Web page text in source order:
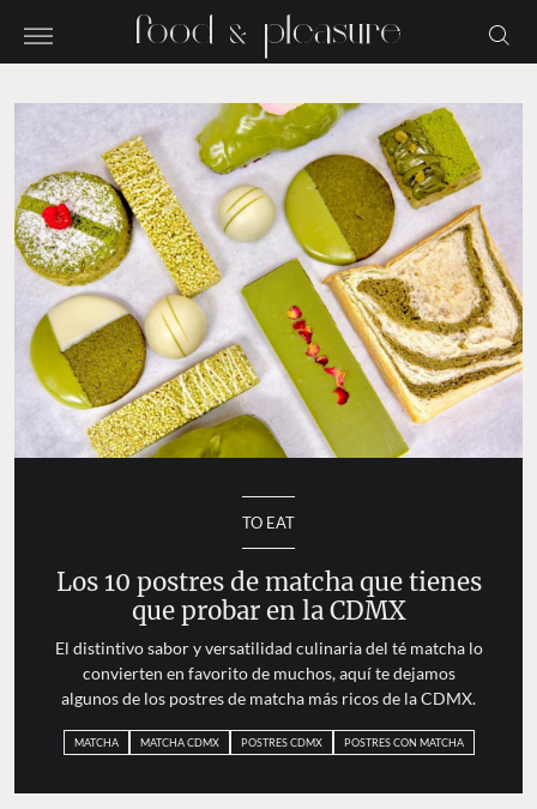
TO EAT
Los 10 postres de matcha que tienes
que probar en la CDMX
El distintivo sabor y versatilidad culinaria del té matcha lo
convierten en favorito de muchos, aquí te dejamos
algunos de los postres de matcha más ricos de la CDMX.
MATCHA MATCHA CDMX POSTRES CDMX POSTRES CON MATCHA